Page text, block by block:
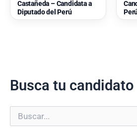
Castañeda – Candidata a
Diputado del Perú
Busca tu candidato
u